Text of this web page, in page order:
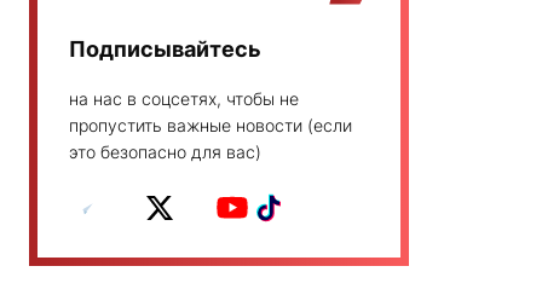
Подписывайтесь
на нас в соцсетях, чтобы не
пропустить важные новости (если
это безопасно для вас)